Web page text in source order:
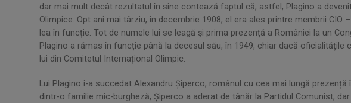
dar mai mult decât rezultatul în sine contează faptul că, astfel, Plagino a
Olimpice. Opt ani mai târziu, în decembrie 1908, el era ales printre membrii CIO
lea în funcție. Tot de numele lui se leagă și prima prezență a României la un
Plagino a rămas în funcție până la decesul său, în 1949, chiar dacă oficialitățile
lui din Comitetul Internațional Olimpic.
Lui Plagino i-a succedat Alexandru Șiperco, românul cu cea mai lungă
dintr-o familie mic-burgheză, Șiperco a aderat de tânăr la Partidul Comunist,